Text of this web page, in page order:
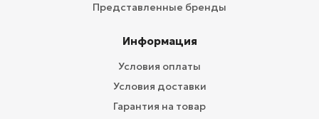
Представленные бренды
Информация
Условия оплаты
Условия доставки
Гарантия на товар